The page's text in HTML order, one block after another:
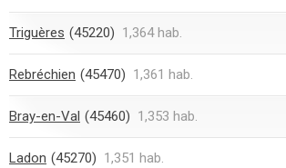
Triguères (45220) 1,364 hab.
Rebréchien (45470) 1,361 hab.
Bray-en-Val (45460) 1,353 hab.
Ladon (45270) 1,351 hab.